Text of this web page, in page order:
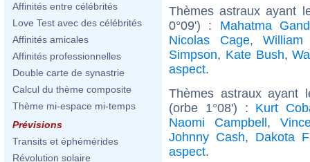
Affinités entre célébrités
Love Test avec des célébrités
Affinités amicales
Affinités professionnelles
Double carte de synastrie
Calcul du thème composite
Thème mi-espace mi-temps
Prévisions
Transits et éphémérides
Révolution solaire
Thèmes astraux ayant
0°09') : Mahatma
Nicolas Cage, William
Simpson, Kate Bush,
aspect.
Thèmes astraux ayant
(orbe 1°08') : Kurt
Naomi Campbell,
Johnny Cash, Dakota
aspect.